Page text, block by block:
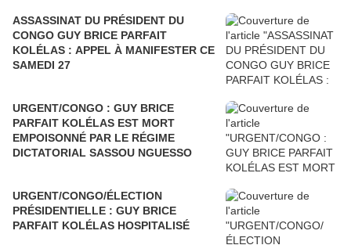
ASSASSINAT DU PRÉSIDENT DU
CONGO GUY BRICE PARFAIT
KOLÉLAS : APPEL À MANIFESTER CE
SAMEDI 27
URGENT/CONGO : GUY BRICE
PARFAIT KOLÉLAS EST MORT
EMPOISONNÉ PAR LE RÉGIME
DICTATORIAL SASSOU NGUESSO
URGENT/CONGO/ÉLECTION
PRÉSIDENTIELLE : GUY BRICE
PARFAIT KOLÉLAS HOSPITALISÉ